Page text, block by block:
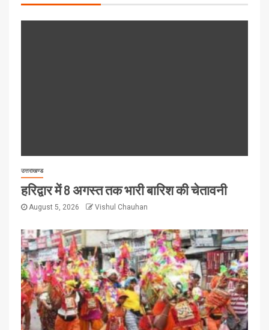
उत्तराखण्ड
हरिद्वार में 8 अगस्त तक भारी बारिश की चेतावनी
August 5, 2026 Vishul Chauhan